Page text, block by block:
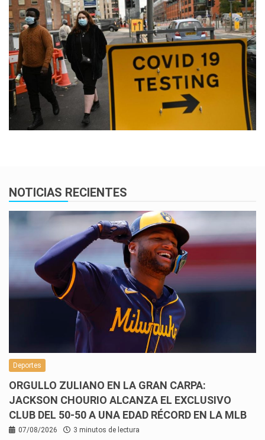
NOTICIAS RECIENTES
Deportes
ORGULLO ZULIANO EN LA GRAN CARPA:
JACKSON CHOURIO ALCANZA EL EXCLUSIVO
CLUB DEL 50-50 A UNA EDAD RÉCORD EN LA MLB
07/08/2026 3 minutos de lectura